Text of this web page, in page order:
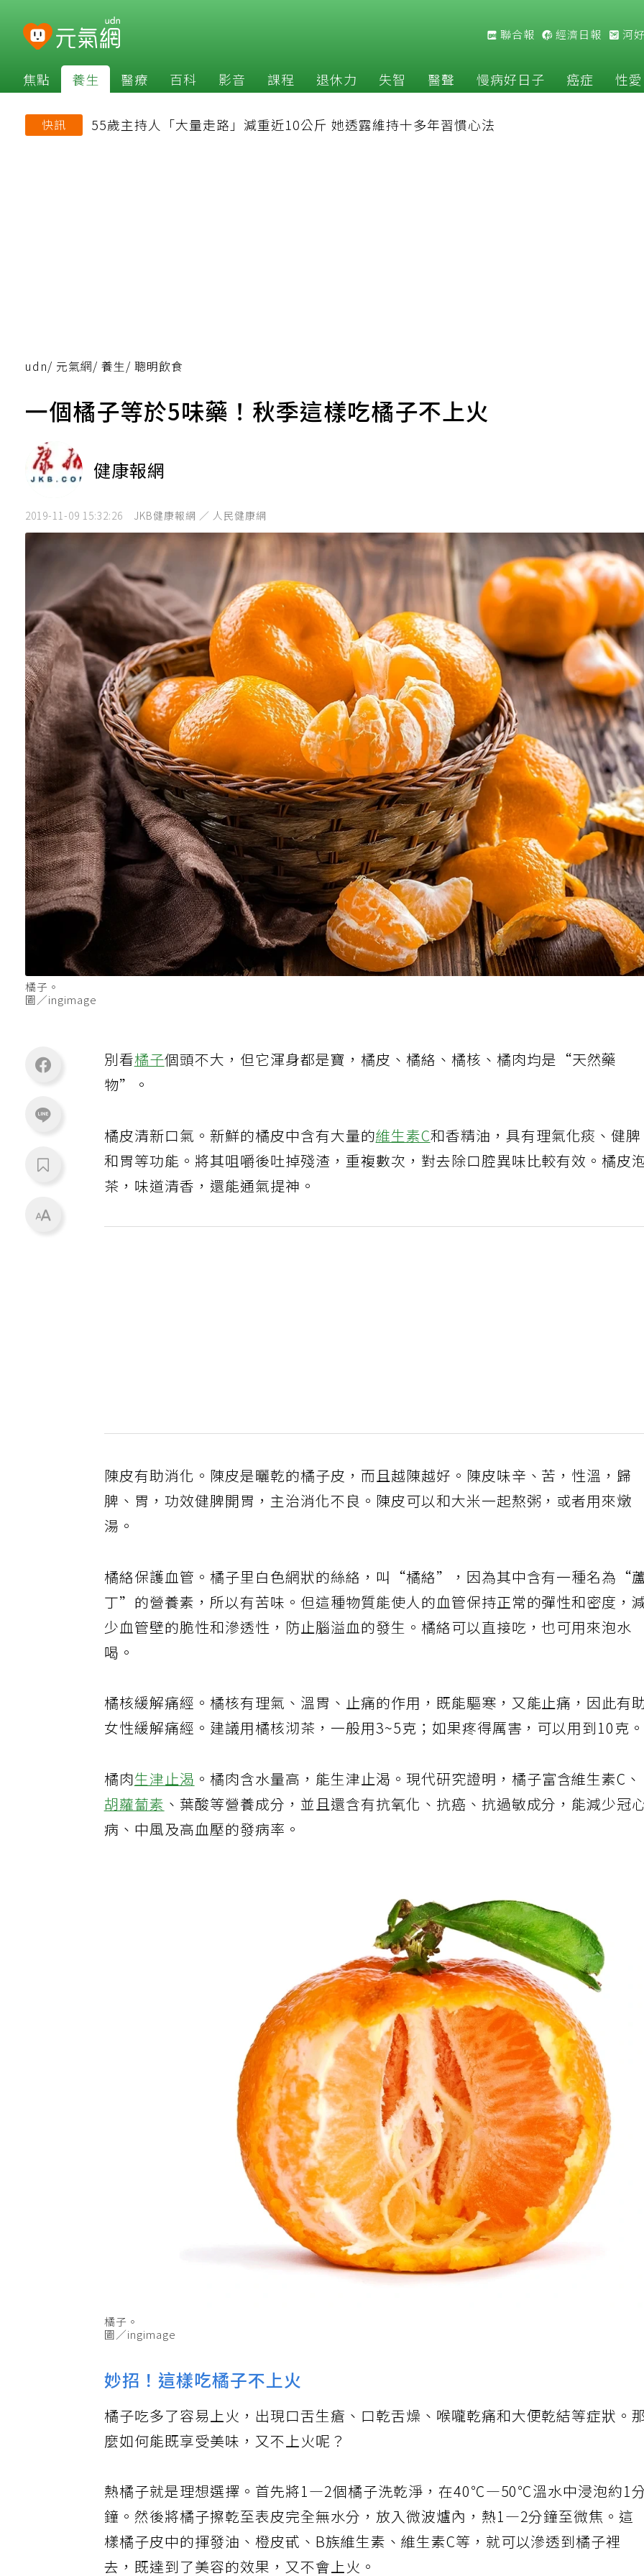
聯合報 經濟日報 河
焦點 養生 醫療 百科 影音 課程 退休力 失智 醫聲 慢病好日子 癌症 性愛
快訊 55歲主持人「大量走路」減重近10公斤 她透露維持十多年習慣心法
udn/ 元氣網/ 養生/ 聰明飲食
一個橘子等於5味藥！秋季這樣吃橘子不上火
健康報網
2019-11-09 15:32:26 JKB健康報網 ／ 人民健康網
橘子。
圖／ingimage
別看橘子個頭不大，但它渾身都是寶，橘皮、橘絡、橘核、橘肉均是“天然藥
物”。
橘皮清新口氣。新鮮的橘皮中含有大量的維生素C和香精油，具有理氣化痰、健脾
和胃等功能。將其咀嚼後吐掉殘渣，重複數次，對去除口腔異味比較有效。橘皮
茶，味道清香，還能通氣提神。
陳皮有助消化。陳皮是曬乾的橘子皮，而且越陳越好。陳皮味辛、苦，性溫，歸
脾、胃，功效健脾開胃，主治消化不良。陳皮可以和大米一起熬粥，或者用來燉
湯。
橘絡保護血管。橘子里​​白色網狀的絲絡，叫“橘絡”，因為其中含有一種名為“
丁”的營養素，所以有苦味。但這種物質能使人的血管保持正常的彈性和密度，
少血管壁的脆性和滲透性，防止腦溢血的發生。橘絡可以直接吃，也可用來泡水
喝。
橘核緩解痛經。橘核有理氣、溫胃、止痛的作用，既能驅寒，又能止痛，因此有
女性緩解痛經。建議用橘核沏茶，一般用3~5克；如果疼得厲害，可以用到10克
橘肉生津止渴 。橘肉含水量高，能生津止渴。現代研究證明，橘子富含維生素C、
胡蘿蔔素 、葉酸等營養成分，並且還含有抗氧化、抗癌、抗過敏成分，能減少冠
病、中風及高血壓的發病率。
橘子。
圖／ingimage
妙招！這樣吃橘子不上火
橘子吃多了容易上火，出現口舌生瘡、口乾舌燥、喉嚨乾痛和大便乾結等症狀。
麼如何能既享受美味，又不上火呢？
熱橘子就是理想選擇。首先將1—2個橘子洗乾淨，在40℃—50℃溫水中浸泡約1
鐘。然後將橘子擦乾至表皮完全無水分，放入微波爐內，熱1—2分鐘至微焦。這
樣橘子皮中的揮發油、橙皮甙、B族維生素、維生素C等，就可以滲透到橘子裡